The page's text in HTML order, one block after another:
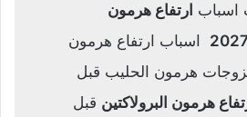
اسباب ارتفاع هرمون
اسباب ارتفاع هرمون
هرمون الحليب قبل
هرمون البرولاكتين قبل